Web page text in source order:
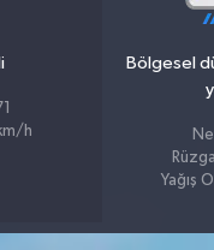
h
Bölgesel
Yağış